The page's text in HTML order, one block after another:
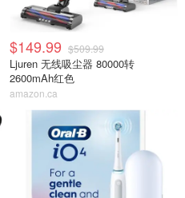
$149.99 $509.99
Ljuren 无线吸尘器 80000转
2600mAh红色
amazon.ca